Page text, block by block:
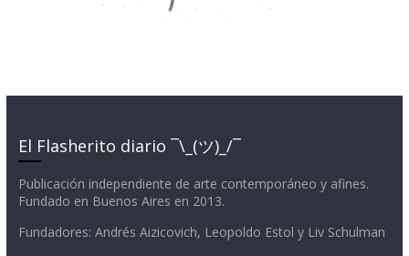
El Flasherito diario ¯\_(ツ)_/¯
Publicación independiente de arte contemporáneo y afines.
Fundado en Buenos Aires en 2013.
Fundadores: Andrés Aizicovich, Leopoldo Estol y Liv Schulman